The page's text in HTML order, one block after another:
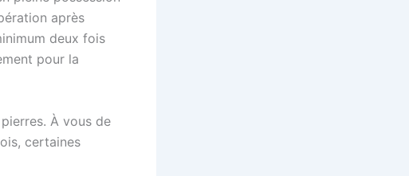
après
deux fois
pour la
À vous de
certaines